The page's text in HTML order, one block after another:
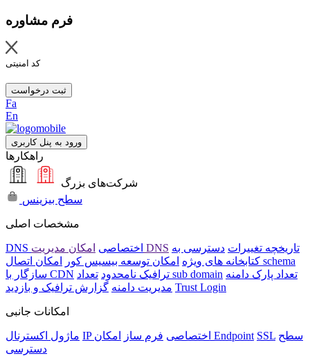
فرم مشاوره
کد امنیتی
ثبت درخواست
Fa
En
ورود به پنل کاربری
راهکارها
شرکت‌های بزرگ
سطح بیزینس
مشخصات اصلی
DNS اختصاصی امکان مدیریت DNS تاریخچه تغییرات دسترسی به
کتابخانه های ویژه امکان توسعه بیسیس کور
امکان اتصال schema
سازگار با CDN
ترافیک نامحدود تعداد sub domain تعداد پارک دامنه
مدیریت دامنه گزارش ترافیک و بازدید Trust Login
امکانات جانبی
ماژول اکسترنال IP اختصاصی فرم ساز امکان Endpoint SSL سطح
دسترسی